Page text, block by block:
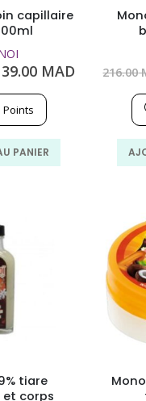
capillaire
:
MADLe
Points
PANIER
216.00
tiare
et corps